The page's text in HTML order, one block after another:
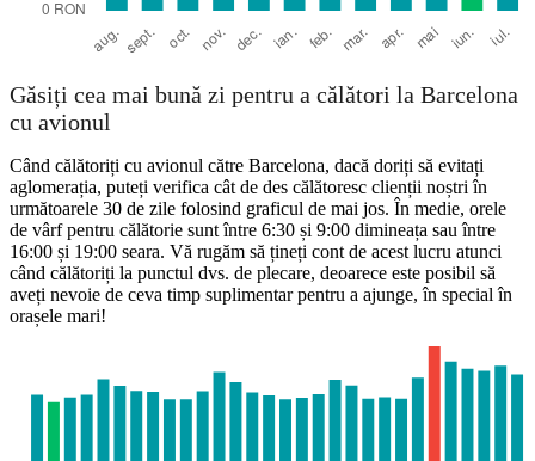
Găsiți cea mai bună zi pentru a călători la Barcelona
cu avionul
Când călătoriți cu avionul către Barcelona, dacă doriți să evitați
aglomerația, puteți verifica cât de des călătoresc clienții noștri în
următoarele 30 de zile folosind graficul de mai jos. În medie, orele
de vârf pentru călătorie sunt între 6:30 și 9:00 dimineața sau între
16:00 și 19:00 seara. Vă rugăm să țineți cont de acest lucru atunci
când călătoriți la punctul dvs. de plecare, deoarece este posibil să
aveți nevoie de ceva timp suplimentar pentru a ajunge, în special în
orașele mari!